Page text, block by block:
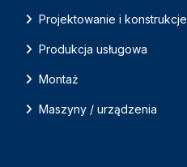
Projektowanie i konstrukcje
Produkcja usługowa
Montaż
Maszyny / urządzenia